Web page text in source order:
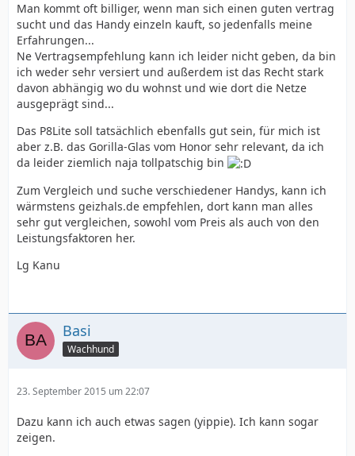
Man kommt oft billiger, wenn man sich einen guten vertrag
sucht und das Handy einzeln kauft, so jedenfalls meine
Erfahrungen...
Ne Vertragsempfehlung kann ich leider nicht geben, da bin
ich weder sehr versiert und außerdem ist das Recht stark
davon abhängig wo du wohnst und wie dort die Netze
ausgeprägt sind...
Das P8Lite soll tatsächlich ebenfalls gut sein, für mich ist
aber z.B. das Gorilla-Glas vom Honor sehr relevant, da ich
da leider ziemlich naja tollpatschig bin
Zum Vergleich und suche verschiedener Handys, kann ich
wärmstens geizhals.de empfehlen, dort kann man alles
sehr gut vergleichen, sowohl vom Preis als auch von den
Leistungsfaktoren her.
Lg Kanu
Basi
Wachhund
23. September 2015 um 22:07
Dazu kann ich auch etwas sagen (yippie). Ich kann sogar
zeigen.